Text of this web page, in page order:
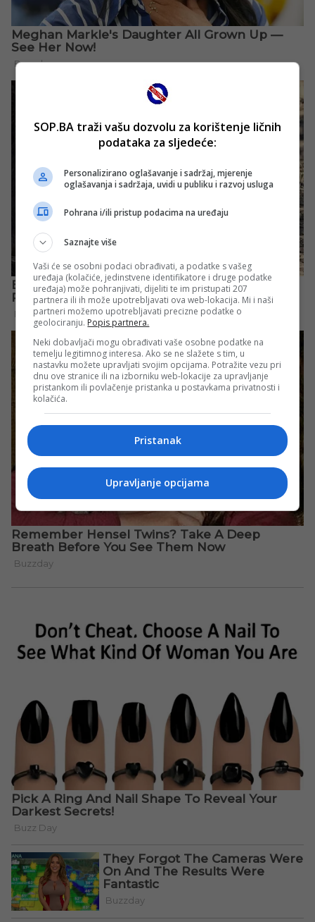
SOP.BA traži vašu dozvolu za korištenje ličnih
podataka za sljedeće:
Personalizirano oglašavanje i sadržaj, mjerenje
oglašavanja i sadržaja, uvidi u publiku i razvoj usluga
Pohrana i/ili pristup podacima na uređaju
Saznajte više
Vaši će se osobni podaci obrađivati, a podatke s vašeg
uređaja (kolačiće, jedinstvene identifikatore i druge podatke
uređaja) može pohranjivati, dijeliti te im pristupati 207
partnera ili ih može upotrebljavati ova web-lokacija. Mi i naši
partneri možemo upotrebljavati precizne podatke o
geolociranju. Popis partnera.
Neki dobavljači mogu obrađivati vaše osobne podatke na
temelju legitimnog interesa. Ako se ne slažete s tim, u
nastavku možete upravljati svojim opcijama. Potražite vezu pri
dnu ove stranice ili na izborniku web-lokacije za upravljanje
pristankom ili povlačenje pristanka u postavkama privatnosti i
kolačića.
Pristanak
Upravljanje opcijama